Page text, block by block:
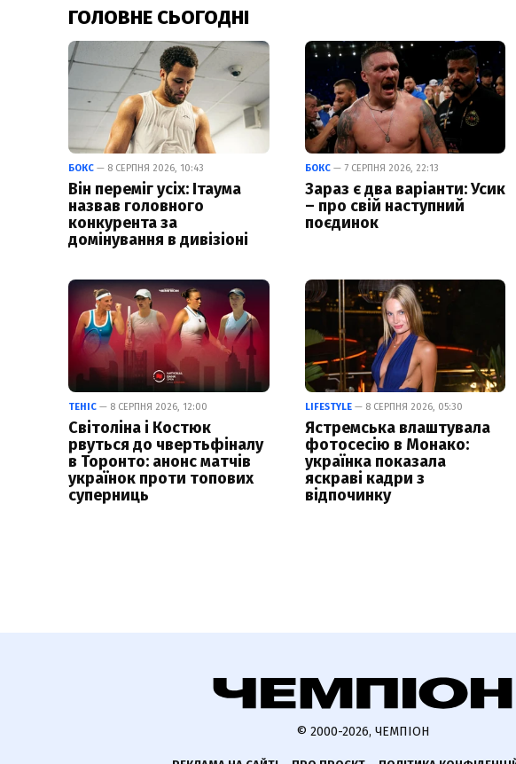
ГОЛОВНЕ СЬОГОДНІ
БОКС — 8 СЕРПНЯ 2026, 10:43
Він переміг усіх: Ітаума
назвав головного
конкурента за
домінування в дивізіоні
БОКС— 7 СЕРПНЯ 2026, 22:13
Зараз є два варіанти: Усик
– про свій наступний
поєдинок
ТЕНІС — 8 СЕРПНЯ 2026, 12:00
Світоліна і Костюк
рвуться до чвертьфіналу
в Торонто: анонс матчів
українок проти топових
суперниць
LIFESTYLE— 8 СЕРПНЯ 2026, 05:30
Ястремська влаштувала
фотосесію в Монако:
українка показала
яскраві кадри з
відпочинку
© 2000-2026, ЧЕМПІОН